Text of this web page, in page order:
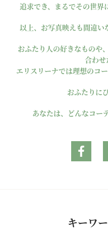
追求でき、まるでその世界
以上、お写真映えも間違い
おふたり人の好きなものや
合わせ
エリスリーナでは理想のコ
おふたりに
あなたは、どんなコー
キーワ